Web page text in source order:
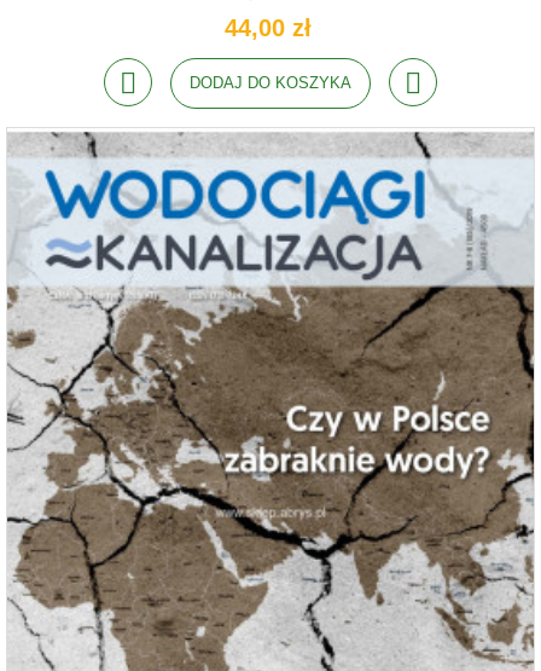
44,00 zł
DODAJ DO KOSZYKA